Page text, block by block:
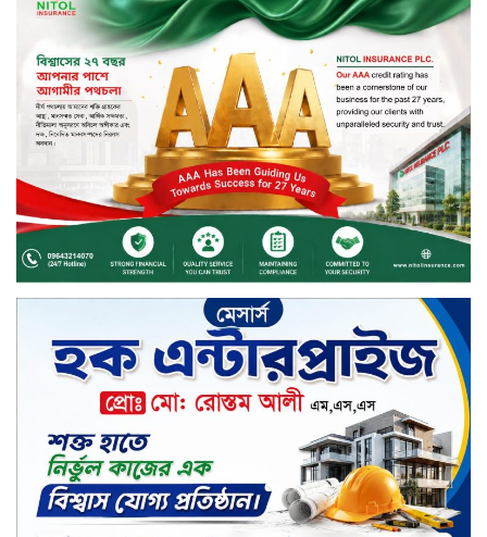
বিদায়ী সপ্তাহে দর বৃদ্ধির শীর্ষে ফারইস্ট
ফাইন্যান্স
বিদায়ী সপ্তাহে লেনদেনের শীর্ষে শার্প
ইন্ডাস্ট্রিজ
চুয়াডাঙ্গায় বিএআরআই’র কৃষি গবেষণা
কেন্দ্র, মেহেরপুর এর আঞ্চলিক রিভিউ
কর্মশালা/২০২৫-২৬ অনুষ্ঠিত
মুসলিম নিকাহ রেজিস্ট্রার কল্যাণ
পরিষদের সম্মেলন অনুষ্ঠিত
দীর্ঘস্থায়ী ৭,৫০০ এমএএইচ ব্যাটারি
এবং শক্তিশালী গরিলা গ্লাস ৭আই সুরক্ষা
নিয়ে শাওমি উন্মোচন করল নতুন রেডমি
১৭